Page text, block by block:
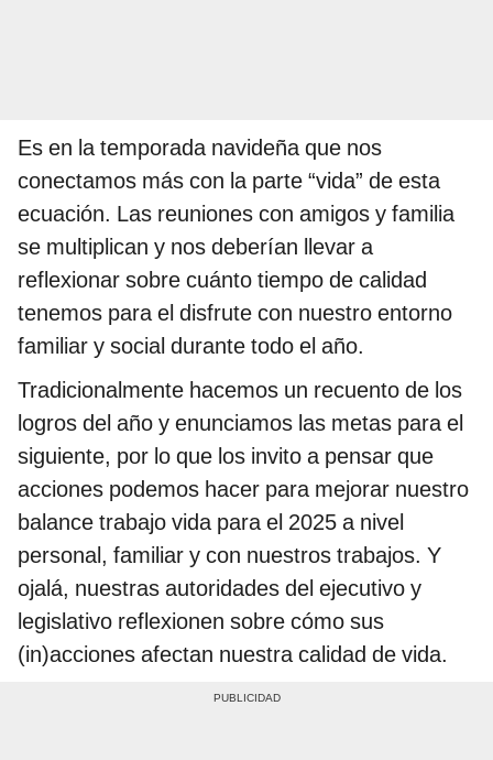
Es en la temporada navideña que nos
conectamos más con la parte “vida” de esta
ecuación. Las reuniones con amigos y familia
se multiplican y nos deberían llevar a
reflexionar sobre cuánto tiempo de calidad
tenemos para el disfrute con nuestro entorno
familiar y social durante todo el año.
Tradicionalmente hacemos un recuento de los
logros del año y enunciamos las metas para el
siguiente, por lo que los invito a pensar que
acciones podemos hacer para mejorar nuestro
balance trabajo vida para el 2025 a nivel
personal, familiar y con nuestros trabajos. Y
ojalá, nuestras autoridades del ejecutivo y
legislativo reflexionen sobre cómo sus
(in)acciones afectan nuestra calidad de vida.